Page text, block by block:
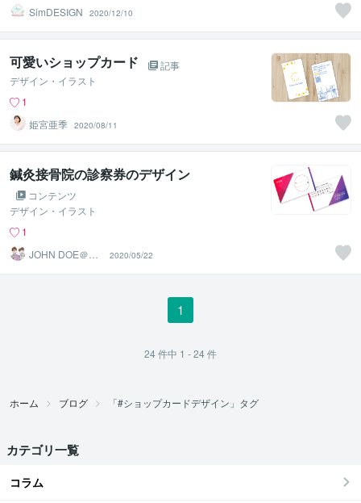
SimDESIGN
2020/12/10
可愛いショップカード
記事
デザイン・イラスト
1
姫宮亜季 2020/08/11
鍼灸接骨院の診察券のデザイン
コンテンツ
デザイン・イラスト
1
JOHN DOE＠販
上
2020/05/22
1
24件中 1 - 24件
ホーム ブログ 「#ショップカードデザイン」タグ
カテゴリ一覧
コラム